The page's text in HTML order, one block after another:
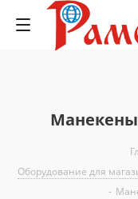
Оборудование для
-